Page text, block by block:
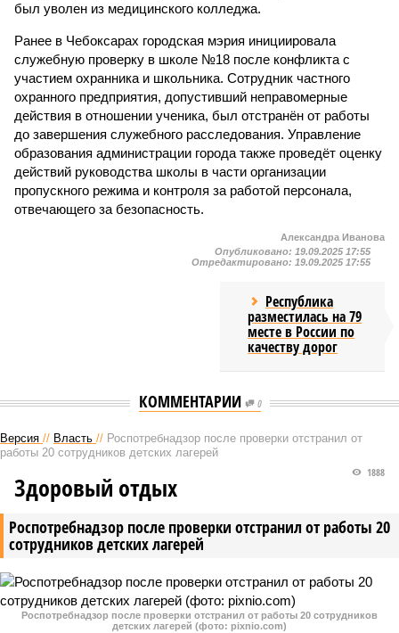
был уволен из медицинского колледжа.
Ранее в Чебоксарах городская мэрия инициировала
служебную проверку в школе №18 после конфликта с
участием охранника и школьника. Сотрудник частного
охранного предприятия, допустивший неправомерные
действия в отношении ученика, был отстранён от работы
до завершения служебного расследования. Управление
образования администрации города также проведёт оценку
действий руководства школы в части организации
пропускного режима и контроля за работой персонала,
отвечающего за безопасность.
Александра Иванова
Опубликовано: 19.09.2025 17:55
Отредактировано: 19.09.2025 17:55
Республика
разместилась на 79
месте в России по
качеству дорог
КОММЕНТАРИИ 0
Версия // Власть // Роспотребнадзор после проверки отстранил от
работы 20 сотрудников детских лагерей
Роспотребнадзор после проверки отстранил от работы 20
сотрудников детских лагерей
1888
Здоровый отдых
Роспотребнадзор после проверки отстранил от работы 20 сотрудников
детских лагерей (фото: pixnio.com)